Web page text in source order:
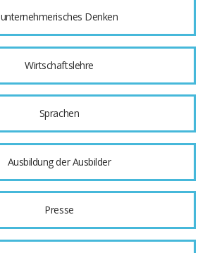
unternehmerisches Denken
Wirtschaftslehre
Sprachen
Ausbildung der Ausbilder
Presse